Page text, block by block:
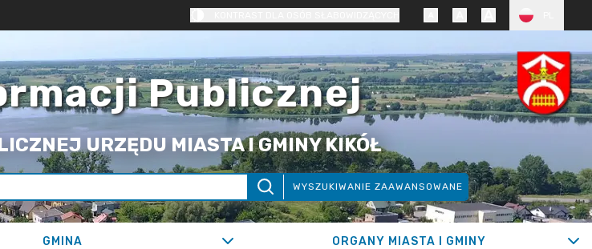
Publicznej
URZĘDU MIASTA I GMINY KIKÓŁ
WYSZUKIWANIE ZAAWANSOWANE
GMINA ORGANY MIASTA I GMINY